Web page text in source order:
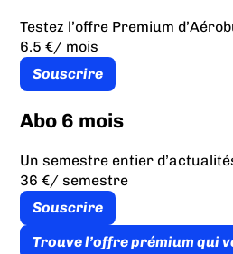
Testez l’offre Premium
6.5 €/ mois
Souscrire
Abo 6 mois
Un semestre entier
36 €/ semestre
Souscrire
Trouve l’offre prémium qui